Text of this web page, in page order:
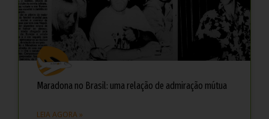
Maradona no Brasil: uma relação de admiração mútua
LEIA AGORA »